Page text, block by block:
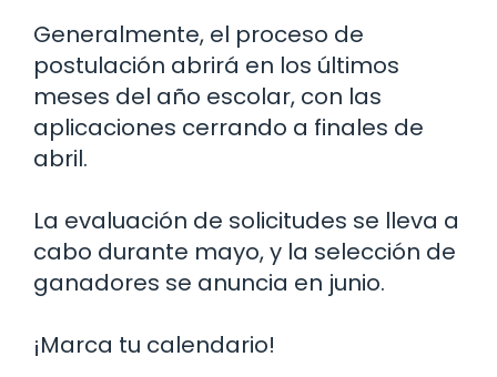
Generalmente, el proceso de
postulación abrirá en los últimos
meses del año escolar, con las
aplicaciones cerrando a finales de
abril.
La evaluación de solicitudes se lleva a
cabo durante mayo, y la selección de
ganadores se anuncia en junio.
¡Marca tu calendario!